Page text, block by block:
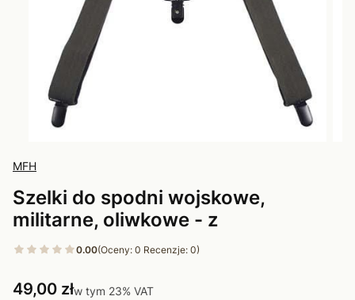
MFH
Szelki do spodni wojskowe,
militarne, oliwkowe - z
0.00(Oceny: 0 Recenzje: 0)
Cena
49,00 złw tym 23% VAT
w tym 23% VAT